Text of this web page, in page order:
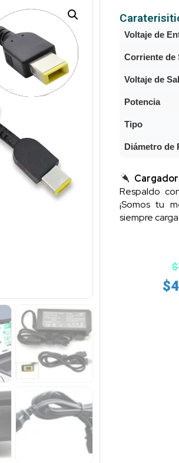
Voltaje de
Corriente de
Voltaje de
Potencia
Tipo
Diámetro de
Respaldo
¡Somos tu
siempre
$
$